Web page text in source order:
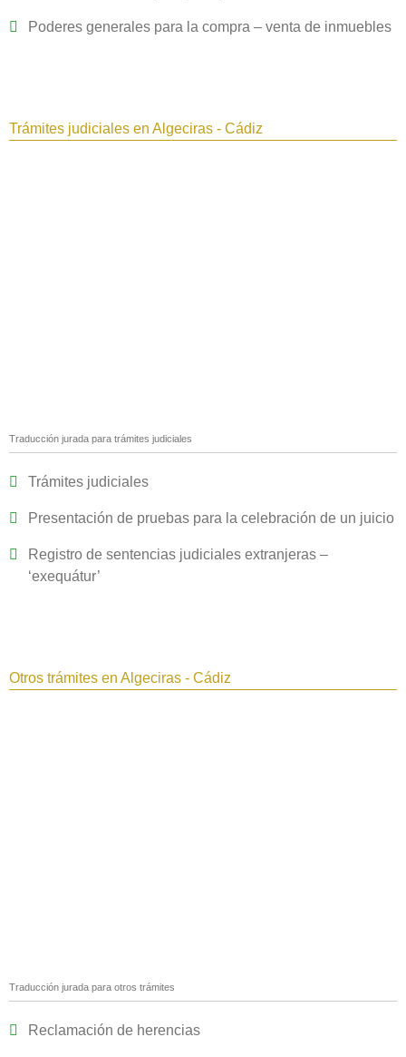
Poderes generales para la compra – venta de inmuebles
Trámites judiciales en Algeciras - Cádiz
Traducción jurada para trámites judiciales
Trámites judiciales
Presentación de pruebas para la celebración de un juicio
Registro de sentencias judiciales extranjeras –
‘exequátur’
Otros trámites en Algeciras - Cádiz
Traducción jurada para otros trámites
Reclamación de herencias